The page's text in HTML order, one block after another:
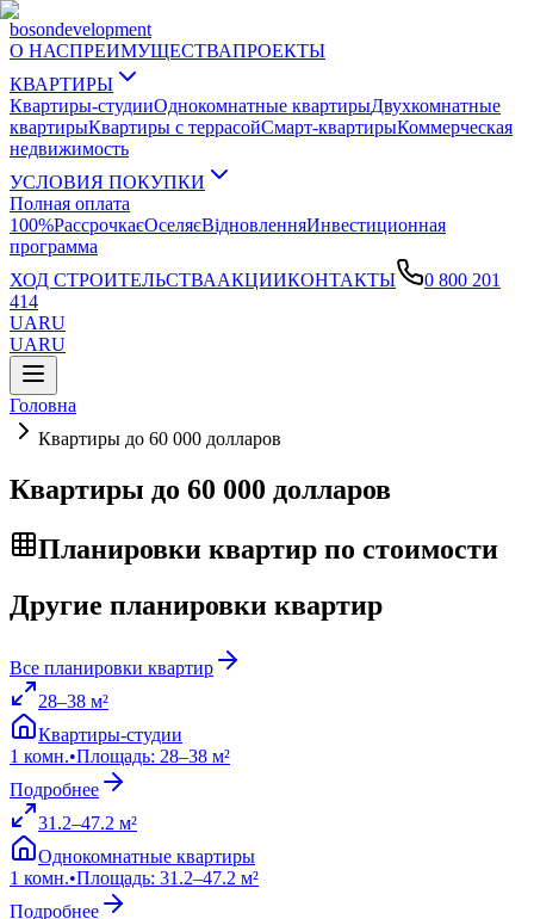
bosondevelopment
О НАСПРЕИМУЩЕСТВАПРОЕКТЫ
КВАРТИРЫ
Квартиры-студииОднокомнатные квартирыДвухкомнатные
квартирыКвартиры с террасойСмарт-квартирыКоммерческая
недвижимость
УСЛОВИЯ ПОКУПКИ
Полная оплата
100%РассрочкаєОселяєВідновленняИнвестиционная
программа
ХОД СТРОИТЕЛЬСТВААКЦИИКОНТАКТЫ
0 800 201
414
UARU
UARU
Головна
Квартиры до 60 000 долларов
Квартиры до 60 000 долларов
Планировки квартир по стоимости
Другие планировки квартир
Все планировки квартир
28–38 м²
Квартиры-студии
1 комн.•Площадь: 28–38 м²
Подробнее
31.2–47.2 м²
Однокомнатные квартиры
1 комн.•Площадь: 31.2–47.2 м²
Подробнее